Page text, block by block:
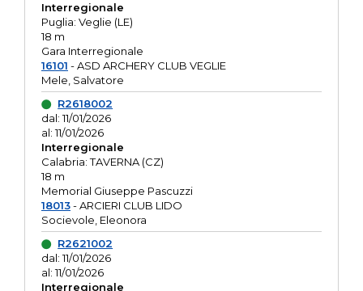
Interregionale
Puglia: Veglie (LE)
18 m
Gara Interregionale
16101 - ASD ARCHERY CLUB VEGLIE
Mele, Salvatore
R2618002
dal: 11/01/2026
al: 11/01/2026
Interregionale
Calabria: TAVERNA (CZ)
18 m
Memorial Giuseppe Pascuzzi
18013- ARCIERI CLUB LIDO
Socievole, Eleonora
R2621002
dal: 11/01/2026
al: 11/01/2026
Interregionale